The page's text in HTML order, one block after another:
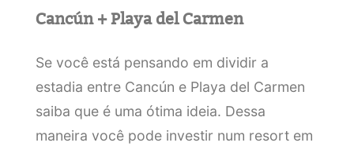
Cancún + Playa del Carmen
Se você está pensando em dividir a
estadia entre Cancún e Playa del Carmen
saiba que é uma ótima ideia. Dessa
maneira você pode investir num resort em